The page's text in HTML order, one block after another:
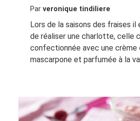
Par veronique tindiliere
Lors de la saisons des fraises
de réaliser une charlotte, celle
confectionnée avec une crème
mascarpone et parfumée à la